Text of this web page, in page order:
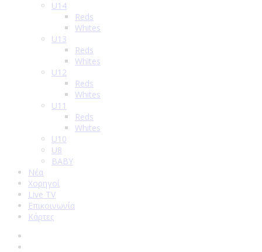
U14
Reds
Whites
U13
Reds
Whites
U12
Reds
Whites
U11
Reds
Whites
U10
U8
BABY
Νέα
Χορηγοί
Live TV
Επικοινωνία
Κάρτες